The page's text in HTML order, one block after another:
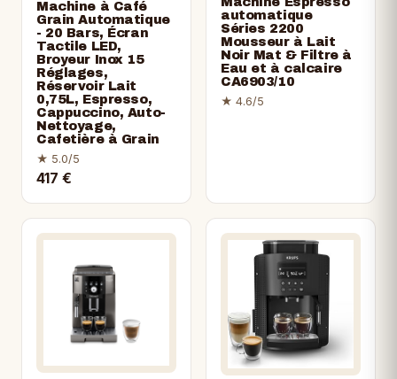
Machine à Café
Grain Automatique
- 20 Bars, Écran
Tactile LED,
Broyeur Inox 15
Réglages,
Réservoir Lait
0,75L, Espresso,
Cappuccino, Auto-
Nettoyage,
Cafetière à Grain
★ 5.0/5
417 €
automatique
Séries 2200
Mousseur à Lait
Noir Mat & Filtre à
Eau et à calcaire
CA6903/10
★ 4.6/5